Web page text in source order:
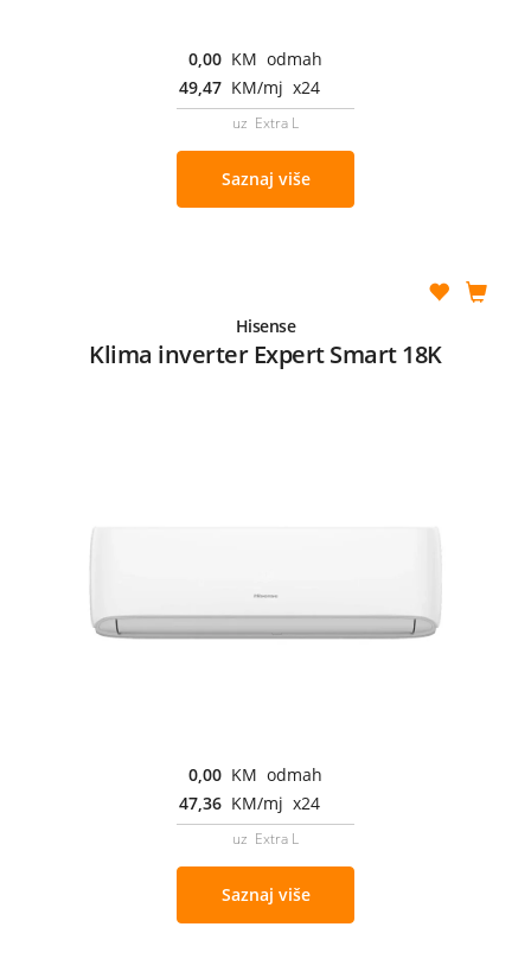
0,00 KM odmah
49,47 KM/mj x24
uz Extra L
Saznaj više
Hisense
Klima inverter Expert Smart 18K
0,00 KM odmah
47,36 KM/mj x24
uz Extra L
Saznaj više